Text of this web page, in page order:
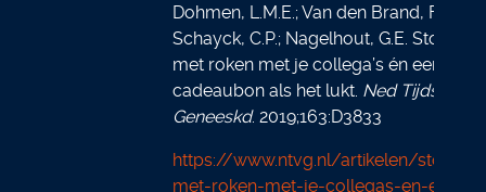
Dohmen, L.M.E.; Van den Brand, F.A.;
Schayck, C.P.; Nagelhout, G.E. Stoppen
met roken met je collega’s én een
cadeaubon als het lukt. Ned Tijdschr
Geneeskd. 2019;163:D3833
https://www.ntvg.nl/artikelen/
met-roken-met-je-collegas-en-een-